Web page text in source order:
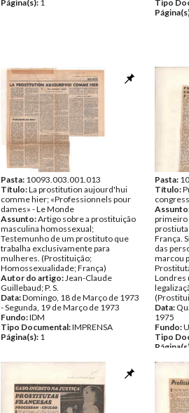
Página(s): 1
Tipo
Pasta: 10093.003.001.013
Título:La prostitution aujourd'hui
comme hier; «Professionnels pour
dames» - Le Monde
Assunto:Artigo sobre a prostituição
masculina homossexual;
Testemunho de um prostituto que
trabalha exclusivamente para
mulheres. (Prostituição;
Homossexualidade; França)
Autor do artigo:Jean-Claude
Guillebaud; P. S.
Data:Domingo, 18 de Março de 1973
- Segunda, 19 de Março de 1973
Fundo:IDM
Tipo Documental:IMPRENSA
Página(s): 1
Pasta:
Título:
primeiro
França.
das
marcou
Londres
Data:
1975
Fundo:
Tipo